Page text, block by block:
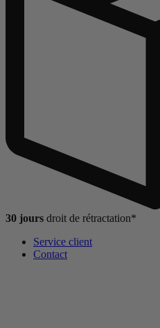
30 jours droit de rétractation*
Service client
Contact